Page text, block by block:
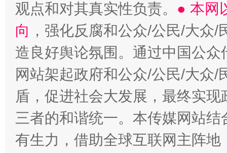
观点和对其真实性负责。 ● 本网
向 ，强化反腐和公众/公民/大众
造良好舆论氛围。通过中国公
网站架起政府和公众/公民/大众
盾，促进社会大发展，最终实
三者的和谐统一。本传媒网站
有生力，借助全球互联网主阵